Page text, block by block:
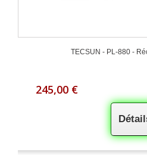
TECSUN - PL-880 -
245,00 €